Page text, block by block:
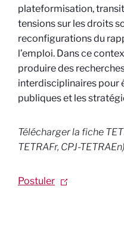
plateformisation,
tensions sur les droits
reconfigurations du
l’emploi. Dans ce
produire des
interdisciplinaires pour
publiques et les
Télécharger la fiche
TETRAFr, CPJ-TETRAEn)
Postuler